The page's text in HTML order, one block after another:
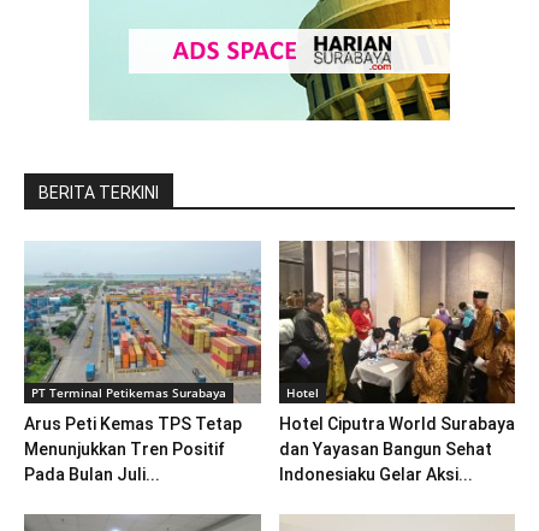
BERITA TERKINI
PT Terminal Petikemas Surabaya
Arus Peti Kemas TPS Tetap
Menunjukkan Tren Positif
Pada Bulan Juli...
Hotel
Hotel Ciputra World Surabaya
dan Yayasan Bangun Sehat
Indonesiaku Gelar Aksi...